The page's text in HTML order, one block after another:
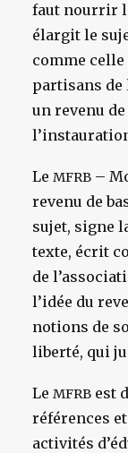
faut nourrir
élargit le
comme celle
partisans de
un revenu
Le MFRB –
revenu de
sujet, signe
texte, écrit
de
l’idée du
notions de
liberté, qui
Le MFRB est
références
activités